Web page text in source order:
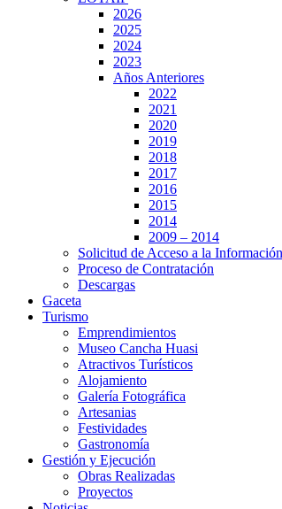
2026
2025
2024
2023
Años Anteriores
2022
2021
2020
2019
2018
2017
2016
2015
2014
2009 – 2014
Solicitud de Acceso a la
Proceso de Contratación
Descargas
Gaceta
Turismo
Emprendimientos
Museo Cancha Huasi
Atractivos Turísticos
Alojamiento
Galería Fotográfica
Artesanias
Festividades
Gastronomía
Gestión y Ejecución
Obras Realizadas
Proyectos